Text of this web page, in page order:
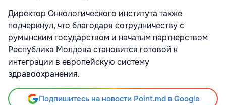
Директор Онкологического института также
подчеркнул, что благодаря сотрудничеству с
румынским государством и начатым партнерством
Республика Молдова становится готовой к
интеграции в европейскую систему
здравоохранения.
Подпишитесь на новости Point.md в Google